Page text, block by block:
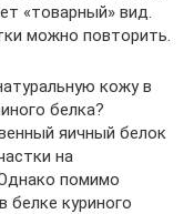
«товарный» вид.
можно повторить.
кожу в
белка?
яичный белок
на
помимо
белке куриного